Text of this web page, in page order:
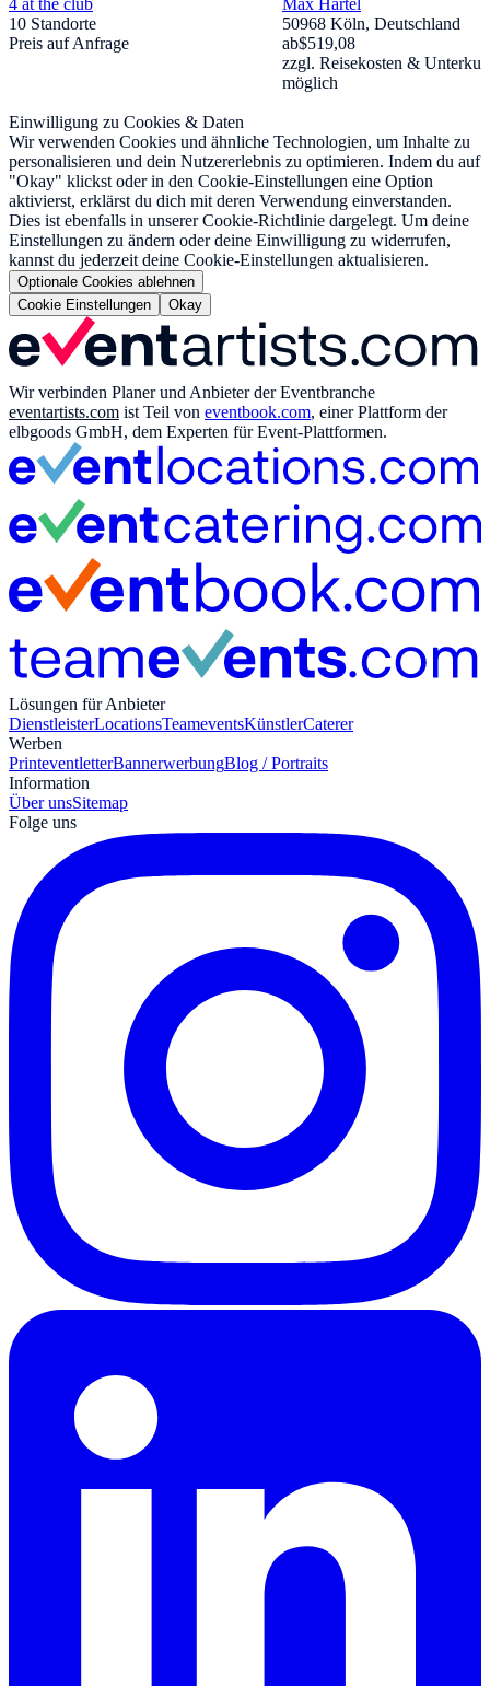
4 at the club
10 Standorte
Preis auf Anfrage
Max Härtel
50968 Köln, Deutschland
ab$519,08
zzgl. Reisekosten &
möglich
Einwilligung zu Cookies & Daten
Wir verwenden Cookies und ähnliche Technologien, um Inhalte zu
personalisieren und dein Nutzererlebnis zu optimieren. Indem du auf
"Okay" klickst oder in den Cookie-Einstellungen eine Option
aktivierst, erklärst du dich mit deren Verwendung einverstanden.
Dies ist ebenfalls in unserer Cookie-Richtlinie dargelegt. Um deine
Einstellungen zu ändern oder deine Einwilligung zu widerrufen,
kannst du jederzeit deine Cookie-Einstellungen aktualisieren.
Optionale Cookies ablehnen
Cookie Einstellungen
Okay
Wir verbinden Planer und Anbieter der Eventbranche
eventartists.com ist Teil von eventbook.com, einer Plattform der
elbgoods GmbH, dem Experten für Event-Plattformen.
Lösungen für Anbieter
DienstleisterLocationsTeameventsKünstlerCaterer
Werben
PrinteventletterBannerwerbungBlog / Portraits
Information
Über unsSitemap
Folge uns